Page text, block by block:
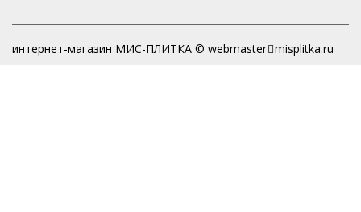
интернет-магазин МИС-ПЛИТКА © webmaster misplitka.ru